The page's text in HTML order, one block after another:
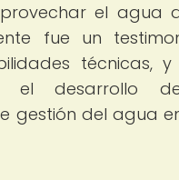
el agua
fue un
técnicas,
el desarrollo
gestión del agua